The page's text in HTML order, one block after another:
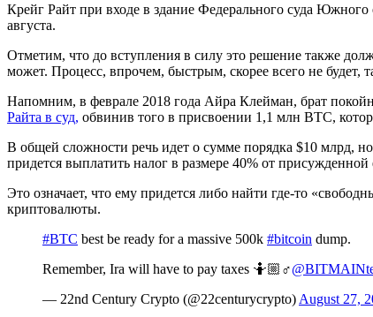
Крейг Райт при входе в здание Федерального суда
августа.
Отметим, что до вступления в силу это решение также
может. Процесс, впрочем, быстрым, скорее всего не будет,
Напомним, в феврале 2018 года Айра Клейман, брат
Райта в суд, обвинив того в присвоении 1,1 млн BTC,
В общей сложности речь идет о сумме порядка $10 млрд,
придется выплатить налог в размере 40% от
Это означает, что ему придется либо найти где-то
криптовалюты.
#BTC best be ready for a massive 500k #bitcoin dump.
Remember, Ira will have to pay taxes 🤷🏼♂️
— 22nd Century Crypto (@22centurycrypto) August 27,